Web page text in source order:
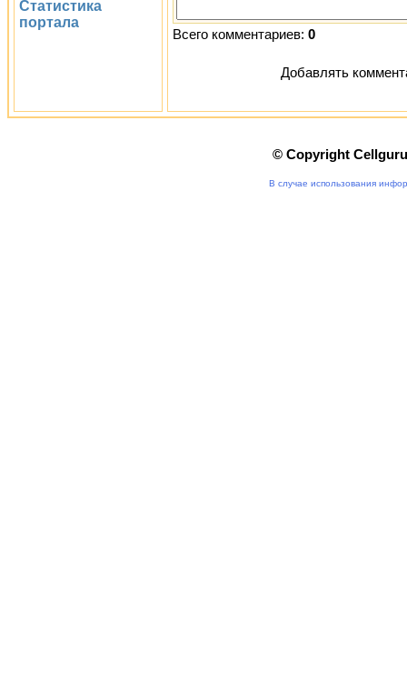
Статистика
портала
Всего комментариев: 0
Добавлять
© Copyright
В случае использования